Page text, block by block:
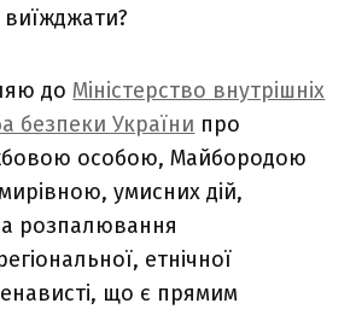
виїжджати?
доМіністерство внутрішніх
безпеки України про
особою, Майбородою
умисних дій,
розпалювання
етнічної
що є прямим